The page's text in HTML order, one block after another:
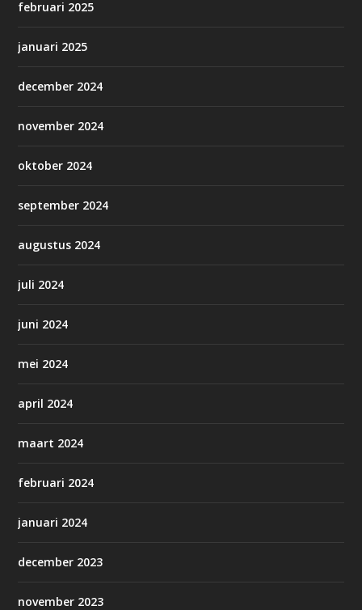
februari 2025
januari 2025
december 2024
november 2024
oktober 2024
september 2024
augustus 2024
juli 2024
juni 2024
mei 2024
april 2024
maart 2024
februari 2024
januari 2024
december 2023
november 2023